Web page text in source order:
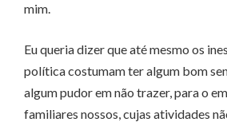
mim.
Eu queria dizer que até mesmo os
política costumam ter algum bom
algum pudor em não trazer, para o
familiares nossos, cujas atividades